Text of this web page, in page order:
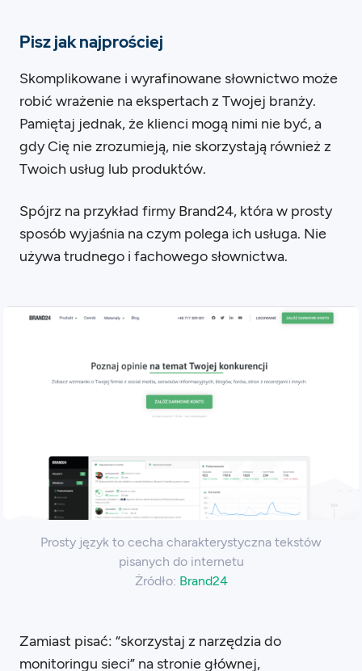
Pisz jak najprościej
Skomplikowane i wyrafinowane słownictwo może
robić wrażenie na ekspertach z Twojej branży.
Pamiętaj jednak, że klienci mogą nimi nie być, a
gdy Cię nie zrozumieją, nie skorzystają również z
Twoich usług lub produktów.
Spójrz na przykład firmy Brand24, która w prosty
sposób wyjaśnia na czym polega ich usługa. Nie
używa trudnego i fachowego słownictwa.
Prosty język to cecha charakterystyczna tekstów
pisanych do internetu
Żródło: Brand24
Zamiast pisać: “skorzystaj z narzędzia do
monitoringu sieci” na stronie głównej,